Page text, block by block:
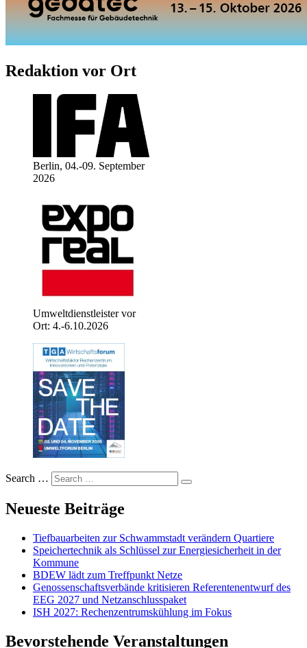
Redaktion vor Ort
Berlin, 04.-09. September
2026
Umweltdienstleister vor
Ort: 4.-6.10.2026
Search …
Neueste Beiträge
Tiefbauarbeiten zur Schwammstadt verändern Quartiere
Speichertechnik als Schlüssel zur Energiesicherheit in der
Kommune
BDEW lädt zum Treffpunkt Netze
Genossenschaftsverbände kritisieren Referentenentwurf des
EEG 2027 und Netzanschlusspaket
ISH 2027: Rechenzentrumskühlung im Fokus
Bevorstehende Veranstaltungen